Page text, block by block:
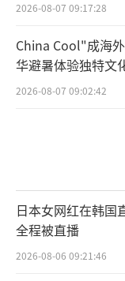
2026-08-07 09:17:28
China Cool"成海
华避暑体验独特文
2026-08-07 09:02:42
日本女网红在韩国
全程被直播
2026-08-06 09:21:46